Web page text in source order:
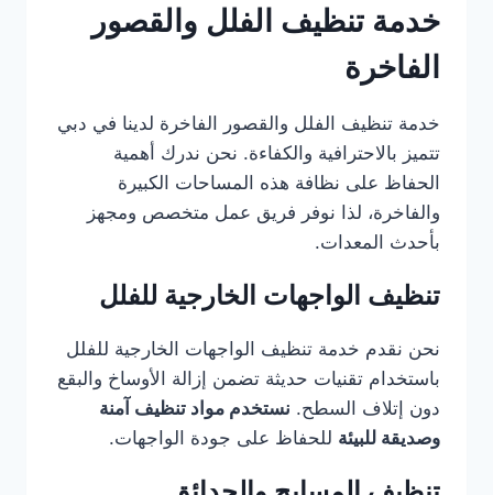
خدمة تنظيف الفلل والقصور
الفاخرة
خدمة تنظيف الفلل والقصور الفاخرة لدينا في دبي
تتميز بالاحترافية والكفاءة. نحن ندرك أهمية
الحفاظ على نظافة هذه المساحات الكبيرة
والفاخرة، لذا نوفر فريق عمل متخصص ومجهز
بأحدث المعدات.
تنظيف الواجهات الخارجية للفلل
نحن نقدم خدمة تنظيف الواجهات الخارجية للفلل
باستخدام تقنيات حديثة تضمن إزالة الأوساخ والبقع
دون إتلاف السطح. نستخدم مواد تنظيف آمنة
وصديقة للبيئة للحفاظ على جودة الواجهات.